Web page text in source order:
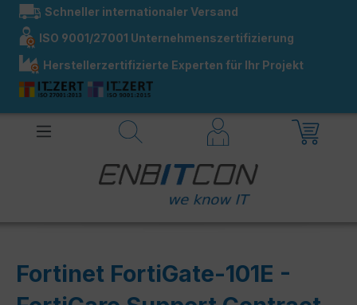
springen
Schneller internationaler Versand
ISO 9001/27001 Unternehmenszertifizierung
Herstellerzertifizierte Experten für Ihr Projekt
Fortinet FortiGate-101E -